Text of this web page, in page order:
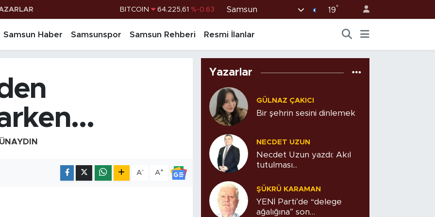
BITCOIN 64.225,61 %-0.63
%70
Samsun 19°
Samsun Haber Samsunspor Samsun Rehberi Resmi İlanlar
A- A+
Yazarlar
GÜLNAZ ÇAKICI
Bir şehrin sesini dinlemek
NECDET UZUN
Necdet Uzun yazdı: Akıl
tutulması...
ŞÜKRÜ KARAMAN
YENİ Parti’de “delege
ağalığına” son…